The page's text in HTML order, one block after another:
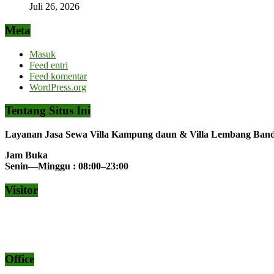
Juli 26, 2026
Meta
Masuk
Feed entri
Feed komentar
WordPress.org
Tentang Situs Ini
Layanan Jasa Sewa Villa Kampung daun & Villa Lembang
Jam Buka
Senin—Minggu : 08:00–23:00
Visitor
Office